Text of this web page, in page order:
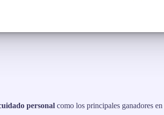
personal como los principales ganadores